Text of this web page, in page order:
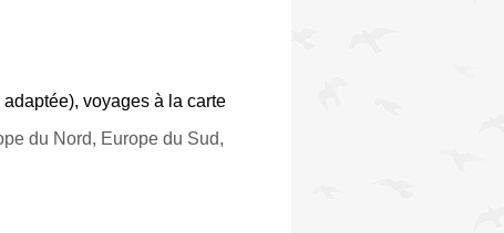
adaptée), voyages à la carte
du Nord, Europe du Sud,